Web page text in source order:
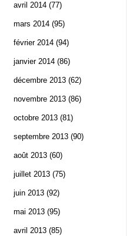
avril 2014 (77)
mars 2014 (95)
février 2014 (94)
janvier 2014 (86)
décembre 2013 (62)
novembre 2013 (86)
octobre 2013 (81)
septembre 2013 (90)
août 2013 (60)
juillet 2013 (75)
juin 2013 (92)
mai 2013 (95)
avril 2013 (85)